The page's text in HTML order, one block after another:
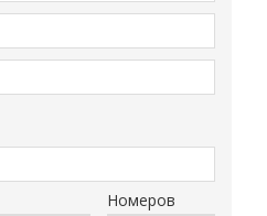
Номеров